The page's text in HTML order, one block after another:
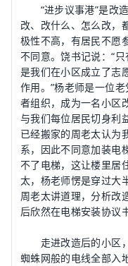
“进步议事港”是改造
改、改什么、怎么改，
极性不高，有居民不愿
不同意。饶书记说：“
是我们在小区成立了志
作用。”杨老师是一位
者组织，成为一名小区
与我们每位居民切身利
已经搬家的周老太认为
系，因此不同意加装电
不了电梯，这让楼里居
太，杨老师愣是穿过大
周老太讲道理，分析改
后欣然在电梯安装协议
走进改造后的小区，
蜘蛛网般的电线全部入